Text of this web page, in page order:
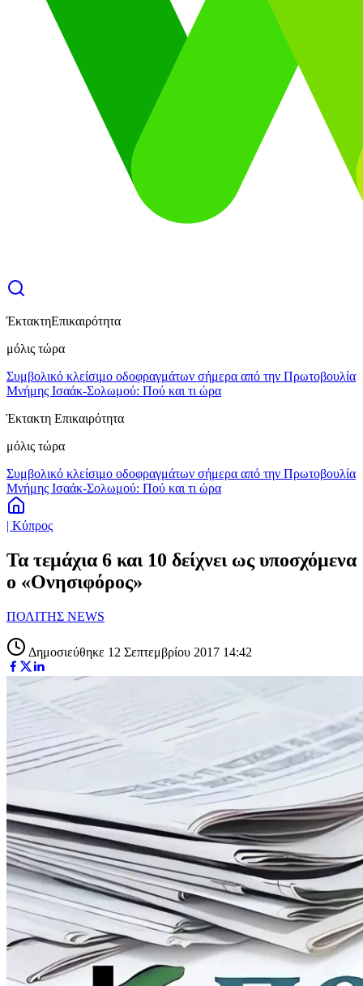
ΈκτακτηΕπικαιρότητα
μόλις τώρα
Συμβολικό κλείσιμο οδοφραγμάτων σήμερα από την Πρωτοβουλία
Μνήμης Ισαάκ-Σολωμού: Πού και τι ώρα
Έκτακτη Επικαιρότητα
μόλις τώρα
Συμβολικό κλείσιμο οδοφραγμάτων σήμερα από την Πρωτοβουλία
Μνήμης Ισαάκ-Σολωμού: Πού και τι ώρα
| Κύπρος
Τα τεμάχια 6 και 10 δείχνει ως υποσχόμενα
ο «Ονησιφόρος»
ΠΟΛΙΤΗΣ NEWS
Δημοσιεύθηκε 12 Σεπτεμβρίου 2017 14:42